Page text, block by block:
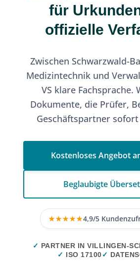
für
offizielle
Zwischen Schwarzwald-
Medizintechnik und
VS klare Fachsprache.
Dokumente, die Prüfer,
Geschäftspartner
Kostenloses Angebot
Beglaubigte
★★★★★4,9/5
✓ PARTNER IN VILLINGEN-
✓ ISO 17100✓